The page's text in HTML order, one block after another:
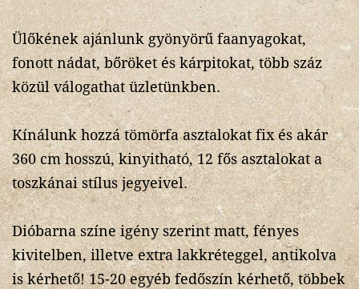
Ülőkének ajánlunk gyönyörű faanyagokat,
fonott nádat, bőröket és kárpitokat, több száz
közül válogathat üzletünkben.
Kínálunk hozzá tömörfa asztalokat fix és akár
360 cm hosszú, kinyitható, 12 fős asztalokat a
toszkánai stílus jegyeivel.
Dióbarna színe igény szerint matt, fényes
kivitelben, illetve extra lakkréteggel, antikolva
is kérhető! 15-20 egyéb fedőszín kérhető, többek